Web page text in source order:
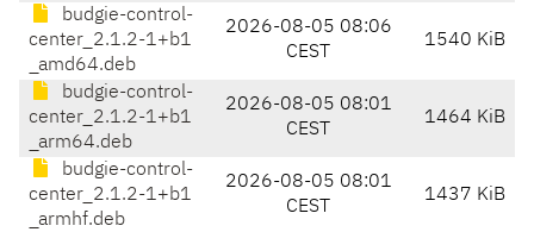
budgie-control-
center_2.1.2-1+b1
_amd64.deb
2026-08-05 08:06
CEST
1540 KiB
budgie-control-
center_2.1.2-1+b1
_arm64.deb
2026-08-05 08:01
CEST
1464 KiB
budgie-control-
center_2.1.2-1+b1
_armhf.deb
2026-08-05 08:01
CEST
1437 KiB